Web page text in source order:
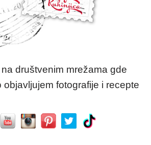
društvenim mrežama gde
fotografije i recepte